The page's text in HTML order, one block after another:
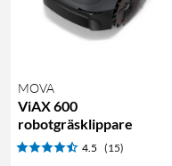
MOVA
ViAX 600
robotgräsklippare
4.5 (15)